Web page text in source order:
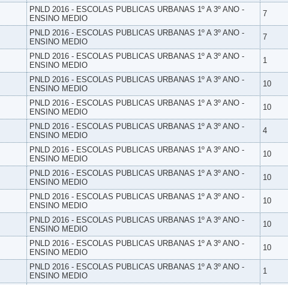
PNLD 2016 - ESCOLAS PUBLICAS URBANAS 1º A 3º ANO -
ENSINO MEDIO
7
PNLD 2016 - ESCOLAS PUBLICAS URBANAS 1º A 3º ANO -
ENSINO MEDIO
7
PNLD 2016 - ESCOLAS PUBLICAS URBANAS 1º A 3º ANO -
ENSINO MEDIO
1
PNLD 2016 - ESCOLAS PUBLICAS URBANAS 1º A 3º ANO -
ENSINO MEDIO
10
PNLD 2016 - ESCOLAS PUBLICAS URBANAS 1º A 3º ANO -
ENSINO MEDIO
10
PNLD 2016 - ESCOLAS PUBLICAS URBANAS 1º A 3º ANO -
ENSINO MEDIO
4
PNLD 2016 - ESCOLAS PUBLICAS URBANAS 1º A 3º ANO -
ENSINO MEDIO
10
PNLD 2016 - ESCOLAS PUBLICAS URBANAS 1º A 3º ANO -
ENSINO MEDIO
10
PNLD 2016 - ESCOLAS PUBLICAS URBANAS 1º A 3º ANO -
ENSINO MEDIO
10
PNLD 2016 - ESCOLAS PUBLICAS URBANAS 1º A 3º ANO -
ENSINO MEDIO
10
PNLD 2016 - ESCOLAS PUBLICAS URBANAS 1º A 3º ANO -
ENSINO MEDIO
10
PNLD 2016 - ESCOLAS PUBLICAS URBANAS 1º A 3º ANO -
ENSINO MEDIO
1